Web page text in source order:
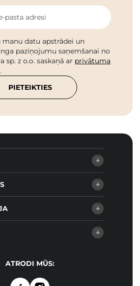
pasta adresi
manu datu apstrādei un
paziņojumu saņemšanai no
sp. z o.o. saskaņā ar privātuma
.
PIETEIKTIES
ATRODI MŪS: